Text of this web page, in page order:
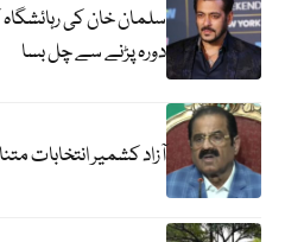
سلمان خان کی رہائشگاہ
دورہ پڑنے سے چل بسا
آزاد کشمیر انتخابات